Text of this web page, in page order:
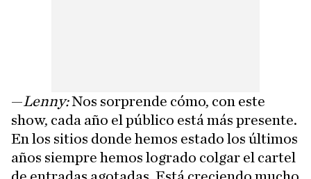
—Lenny:Nos sorprende cómo, con este
show, cada año el público está más presente.
En los sitios donde hemos estado los últimos
años siempre hemos logrado colgar el cartel